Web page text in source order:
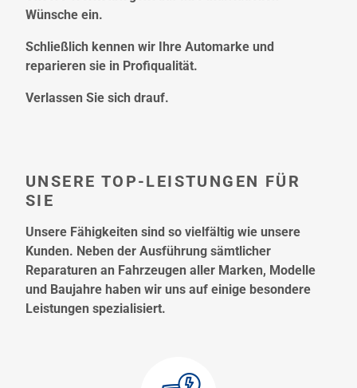
Wünsche ein.
Schließlich kennen wir Ihre Automarke und
reparieren sie in Profiqualität.
Verlassen Sie sich drauf.
UNSERE TOP-LEISTUNGEN FÜR
SIE
Unsere Fähigkeiten sind so vielfältig wie unsere
Kunden. Neben der Ausführung sämtlicher
Reparaturen an Fahrzeugen aller Marken, Modelle
und Baujahre haben wir uns auf einige besondere
Leistungen spezialisiert.